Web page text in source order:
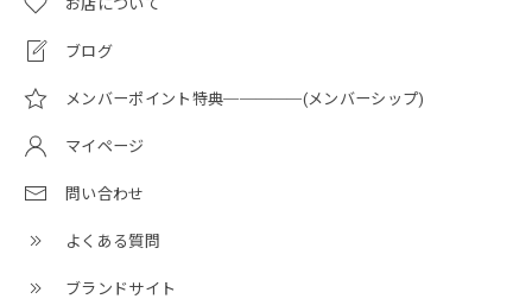
お店について
ブログ
メンバーポイント特典─────(メンバーシップ)
マイページ
問い合わせ
よくある質問
ブランドサイト